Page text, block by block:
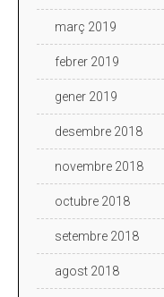
març 2019
febrer 2019
gener 2019
desembre 2018
novembre 2018
octubre 2018
setembre 2018
agost 2018